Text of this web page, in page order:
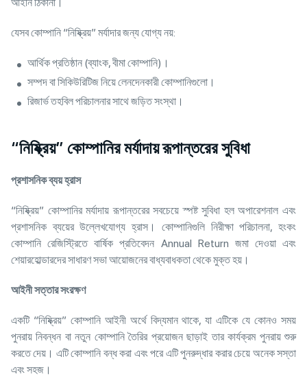
যেসব কোম্পানি “নিষ্ক্রিয়” মর্যাদার জন্য যোগ্য নয়:
আর্থিক প্রতিষ্ঠান (ব্যাংক, বীমা কোম্পানি)।
সম্পদ বা সিকিউরিটিজ নিয়ে লেনদেনকারী কোম্পানিগুলো।
রিজার্ভ তহবিল পরিচালনার সাথে জড়িত সংস্থা।
“নিষ্ক্রিয়” কোম্পানির মর্যাদায় রূপান্তরের সুবিধা
প্রশাসনিক ব্যয় হ্রাস
“নিষ্ক্রিয়” কোম্পানির মর্যাদায় রূপান্তরের সবচেয়ে স্পষ্ট সুবিধা হল অপারেশনাল এবং
প্রশাসনিক ব্যয়ের উল্লেখযোগ্য হ্রাস। কোম্পানিগুলি নিরীক্ষা পরিচালনা, হংকং
কোম্পানি রেজিস্ট্রিতে বার্ষিক প্রতিবেদন Annual Return জমা দেওয়া এবং
শেয়ারহোল্ডারদের সাধারণ সভা আয়োজনের বাধ্যবাধকতা থেকে মুক্ত হয়।
আইনী সত্তার সংরক্ষণ
একটি “নিষ্ক্রিয়” কোম্পানি আইনী অর্থে বিদ্যমান থাকে, যা এটিকে যে কোনও সময়
পুনরায় নিবন্ধন বা নতুন কোম্পানি তৈরির প্রয়োজন ছাড়াই তার কার্যক্রম পুনরায় শুরু
করতে দেয়। এটি কোম্পানি বন্ধ করা এবং পরে এটি পুনরুদ্ধার করার চেয়ে অনেক সস্তা
এবং সহজ।